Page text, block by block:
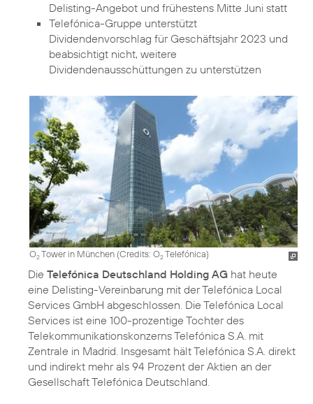
Delisting-Angebot und frühestens Mitte Juni statt
Telefónica-Gruppe unterstützt
Dividendenvorschlag für Geschäftsjahr 2023 und
beabsichtigt nicht, weitere
Dividendenausschüttungen zu unterstützen
O2Tower in München (Credits: O2Telefónica)
Die Telefónica Deutschland Holding AG hat heute
eine Delisting-Vereinbarung mit der Telefónica Local
Services GmbH abgeschlossen. Die Telefónica Local
Services ist eine 100-prozentige Tochter des
Telekommunikationskonzerns Telefónica S.A. mit
Zentrale in Madrid. Insgesamt hält Telefónica S.A. direkt
und indirekt mehr als 94 Prozent der Aktien an der
Gesellschaft Telefónica Deutschland.